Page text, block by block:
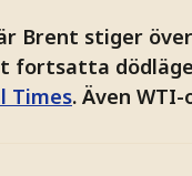
Brent stiger
fortsatta
Times. Även